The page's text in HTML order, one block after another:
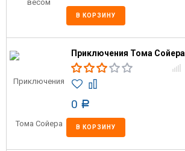
В КОРЗИНУ
Приключения Тома Сойера
0 Р
В КОРЗИНУ